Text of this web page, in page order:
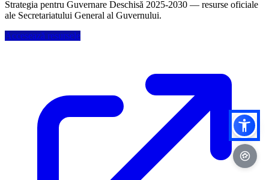
Strategia pentru Guvernare Deschisă 2025-2030 — resurse oficiale
ale Secretariatului General al Guvernului.
Accesează resursele